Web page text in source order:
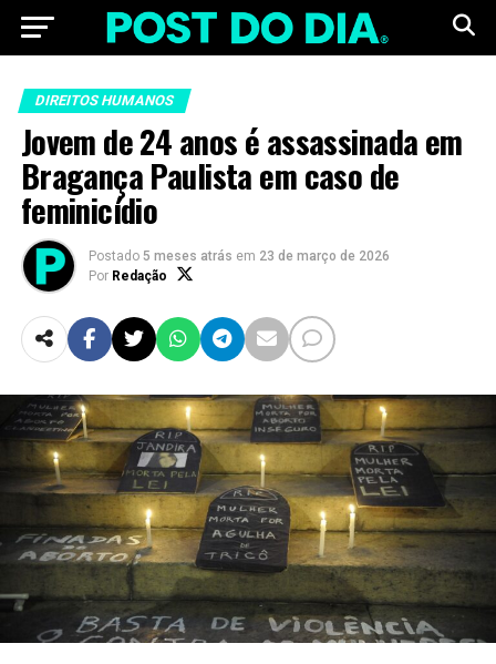
DIREITOS HUMANOS
Jovem de 24 anos é assassinada em
Bragança Paulista em caso de
feminicídio
Postado 5 meses atrás em 23 de março de 2026
Por Redação